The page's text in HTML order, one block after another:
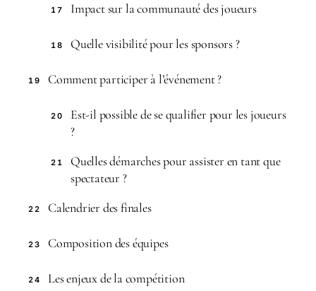
17 Impact sur la communauté des joueurs
18 Quelle visibilité pour les sponsors ?
19 Comment participer à l’événement ?
20
Est-il possible de se qualifier pour les joueurs
?
21
Quelles démarches pour assister en tant que
spectateur ?
22 Calendrier des finales
23 Composition des équipes
24 Les enjeux de la compétition